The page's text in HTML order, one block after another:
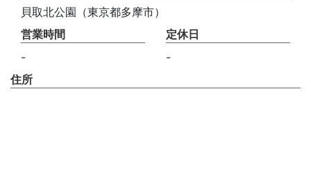
貝取北公園（東京都多摩市）
営業時間
-
定休日
-
住所